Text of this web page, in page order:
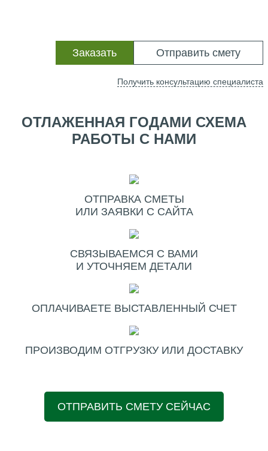
Отправить смету
Заказать
Получить консультацию специалиста
ОТЛАЖЕННАЯ ГОДАМИ СХЕМА
РАБОТЫ С НАМИ
ОТПРАВКА СМЕТЫ
ИЛИ ЗАЯВКИ С САЙТА
СВЯЗЫВАЕМСЯ С ВАМИ
И УТОЧНЯЕМ ДЕТАЛИ
ОПЛАЧИВАЕТЕ ВЫСТАВЛЕННЫЙ СЧЕТ
ПРОИЗВОДИМ ОТГРУЗКУ ИЛИ ДОСТАВКУ
ОТПРАВИТЬ СМЕТУ СЕЙЧАС